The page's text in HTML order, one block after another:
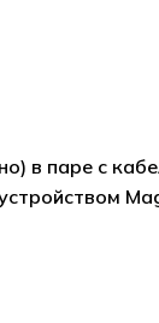
в паре с